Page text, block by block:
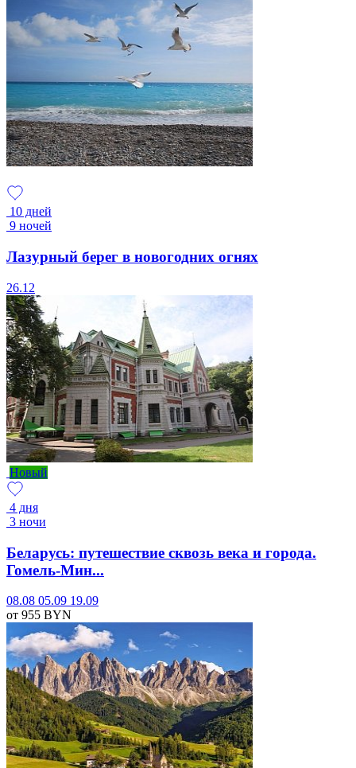
10 дней
9 ночей
Лазурный берег в новогодних огнях
26.12
Новый
4 дня
3 ночи
Беларусь: путешествие сквозь века и города.
Гомель-Мин...
08.08 05.09 19.09
от 955 BYN